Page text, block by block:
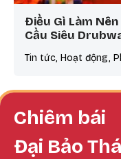
Điều Gì Làm
Cầu Siêu
Tin tức, Hoạt động,
Chiêm bái
Đại Bảo